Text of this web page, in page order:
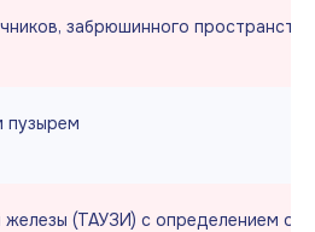
забрюшинного пространства
пузырем
(ТАУЗИ) с определением